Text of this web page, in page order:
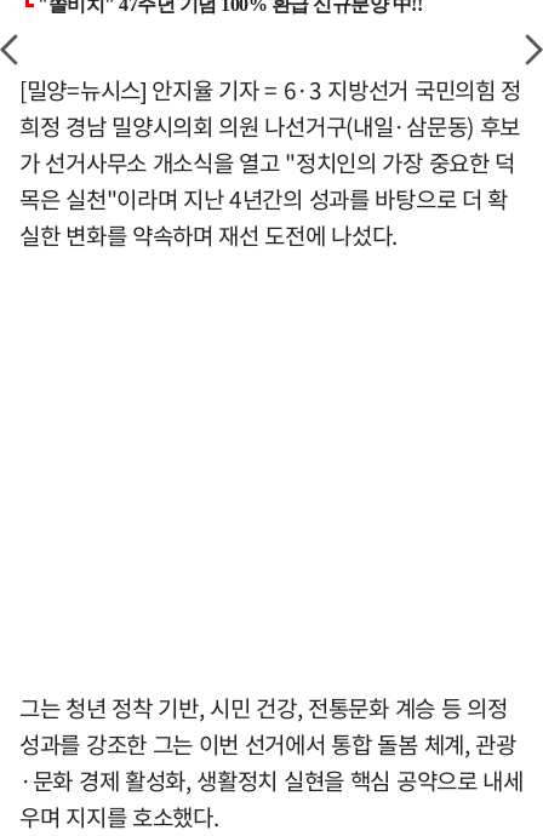
[밀양=뉴시스] 안지율 기자 = 6·3 지방선거 국민의힘 정
희정 경남 밀양시의회 의원 나선거구(내일·삼문동) 후보
가 선거사무소 개소식을 열고 "정치인의 가장 중요한 덕
목은 실천"이라며 지난 4년간의 성과를 바탕으로 더 확
실한 변화를 약속하며 재선 도전에 나섰다.
그는 청년 정착 기반, 시민 건강, 전통문화 계승 등 의정
성과를 강조한 그는 이번 선거에서 통합 돌봄 체계, 관광
·문화 경제 활성화, 생활정치 실현을 핵심 공약으로 내세
우며 지지를 호소했다.